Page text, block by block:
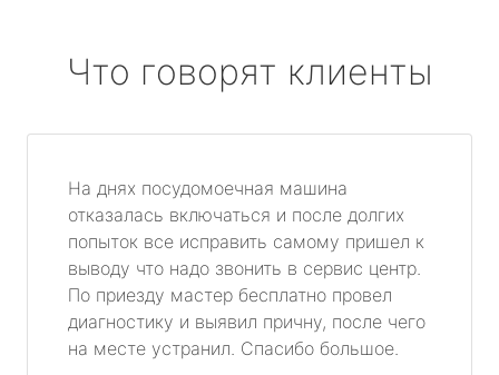
Что говорят клиенты
На днях посудомоечная машина
отказалась включаться и после долгих
попыток все исправить самому пришел к
выводу что надо звонить в сервис центр.
По приезду мастер бесплатно провел
диагностику и выявил причну, после чего
на месте устранил. Спасибо большое.